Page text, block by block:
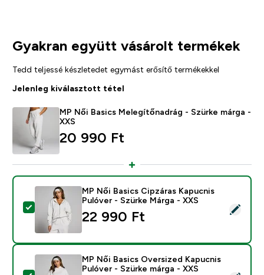
Gyakran együtt vásárolt termékek
Tedd teljessé készletedet egymást erősítő termékekkel
Jelenleg kiválasztott tétel
MP Női Basics Melegítőnadrág - Szürke márga -
XXS
20 990 Ft‎
Termék kiválasztása - MP Női Basics Cipzáras
MP Női Basics Cipzáras Kapucnis
Pulóver - Szürke Márga - XXS
22 990 Ft‎
MP Női Basics Oversized Kapucnis
Pulóver - Szürke márga - XXS